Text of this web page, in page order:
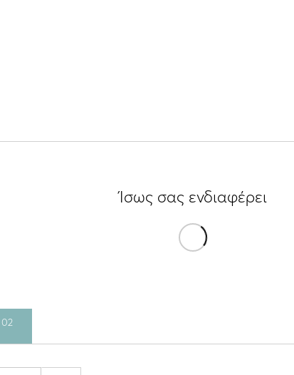
Ίσως σας ενδιαφέρει
02